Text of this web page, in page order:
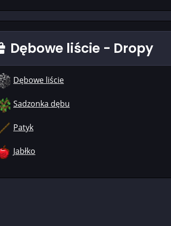
Dębowe liście - Dropy
Dębowe liście
Sadzonka dębu
Patyk
Jabłko